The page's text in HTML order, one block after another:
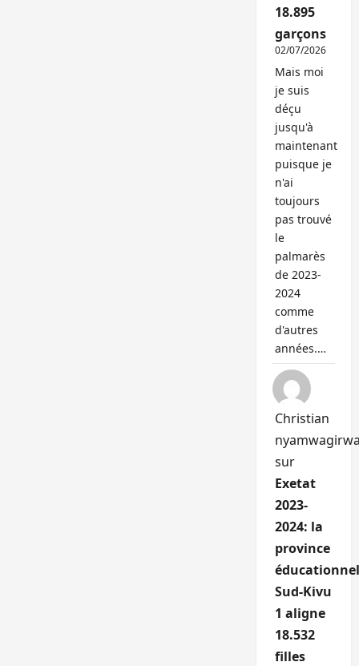
18.895
garçons
02/07/2026
Mais moi
je suis
déçu
jusqu'à
maintenant
puisque je
n'ai
toujours
pas trouvé
le
palmarès
de 2023-
2024
comme
d'autres
années.…
Christian
sur
Exetat
2023-
2024: la
province
Sud-Kivu
1 aligne
18.532
filles